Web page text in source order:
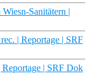
Sanitätern |
| Reportage | SRF
| SRF Dok